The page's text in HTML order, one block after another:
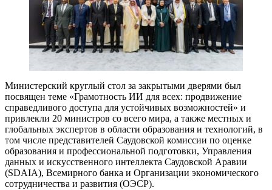
Министерский круглый стол за закрытыми дверями был
посвящен теме «Грамотность ИИ для всех: продвижение
справедливого доступа для устойчивых возможностей» и
привлекли 20 министров со всего мира, а также местных и
глобальных экспертов в области образования и технологий, в
том числе представителей Саудовской комиссии по оценке
образования и профессиональной подготовки, Управления
данных и искусственного интеллекта Саудовской Аравии
(SDAIA), Всемирного банка и Организации экономического
сотрудничества и развития (ОЭСР).